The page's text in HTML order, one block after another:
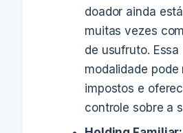
doador ainda
muitas vezes
de usufruto. Essa
modalidade pode
impostos e
controle sobre a